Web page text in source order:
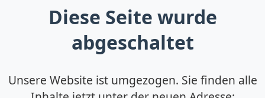
Diese Seite wurde
abgeschaltet
Unsere Website ist umgezogen. Sie finden alle